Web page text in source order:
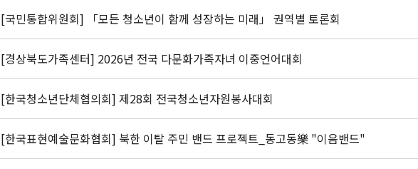
[국민통합위원회] 「모든 청소년이 함께 성장하는 미래」 권역별 토론회
[경상북도가족센터] 2026년 전국 다문화가족자녀 이중언어대회
[한국청소년단체협의회] 제28회 전국청소년자원봉사대회
[한국표현예술문화협회] 북한 이탈 주민 밴드 프로젝트_동고동樂 "이음밴드"